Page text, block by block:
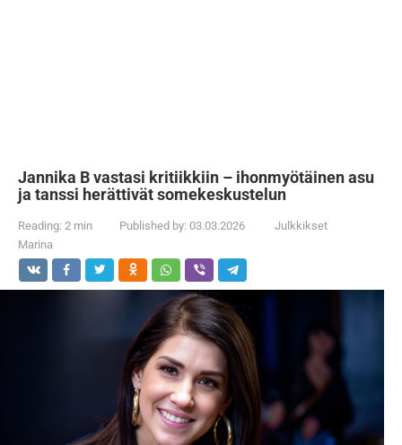
Jannika B vastasi kritiikkiin – ihonmyötäinen asu
ja tanssi herättivät somekeskustelun
Reading: 2 min Published by: 03.03.2026
Julkkikset
Marina